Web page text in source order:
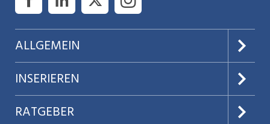
ALLGEMEIN
Über uns
AGB
INSERIEREN
Preise & Leistungen
RATGEBER